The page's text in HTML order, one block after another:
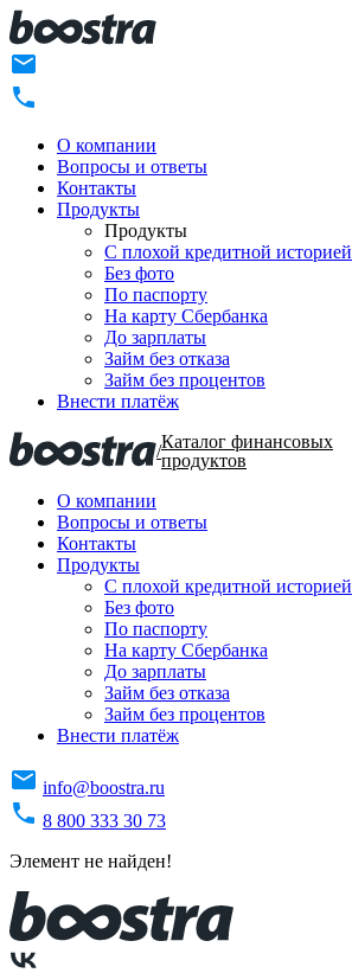
О компании
Вопросы и ответы
Контакты
Продукты
Продукты
C плохой кредитной историей
Без фото
По паспорту
На карту Сбербанка
До зарплаты
Займ без отказа
Займ без процентов
Внести платёж
/Каталог финансовых
продуктов
О компании
Вопросы и ответы
Контакты
Продукты
C плохой кредитной историей
Без фото
По паспорту
На карту Сбербанка
До зарплаты
Займ без отказа
Займ без процентов
Внести платёж
info@boostra.ru
8 800 333 30 73
Элемент не найден!